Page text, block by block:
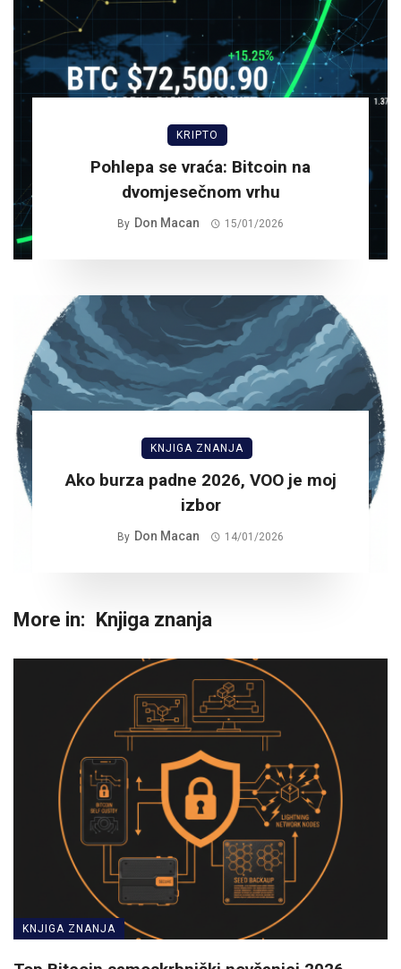
KRIPTO
Pohlepa se vraća: Bitcoin na
dvomjesečnom vrhu
By Don Macan 15/01/2026
KNJIGA ZNANJA
Ako burza padne 2026, VOO je moj
izbor
By Don Macan 14/01/2026
More in: Knjiga znanja
KNJIGA ZNANJA